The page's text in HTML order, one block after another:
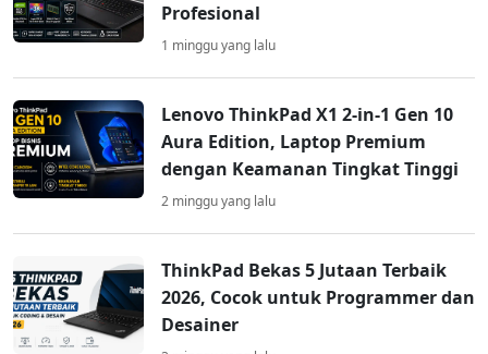
Profesional
1 minggu yang lalu
Lenovo ThinkPad X1 2-in-1 Gen 10
Aura Edition, Laptop Premium
dengan Keamanan Tingkat Tinggi
2 minggu yang lalu
ThinkPad Bekas 5 Jutaan Terbaik
2026, Cocok untuk Programmer dan
Desainer